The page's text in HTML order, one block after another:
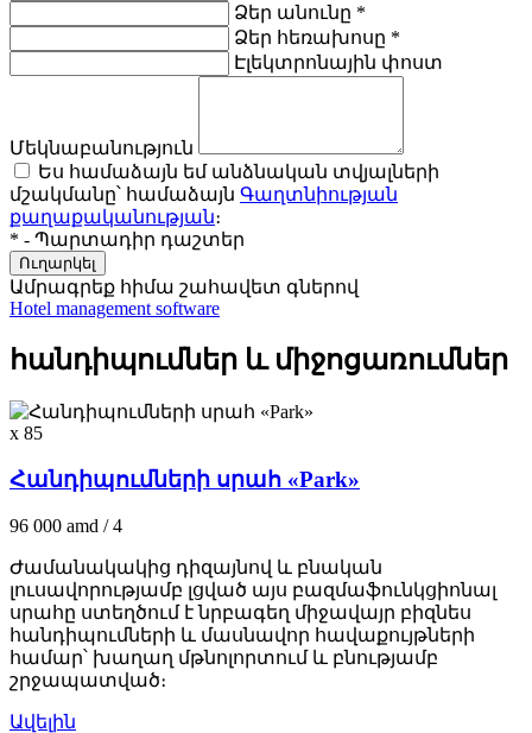
Ձեր անունը *
Ձեր հեռախոսը *
Էլեկտրոնային փոստ
Մեկնաբանություն
Ես համաձայն եմ անձնական տվյալների
մշակմանը՝ համաձայն Գաղտնիության
քաղաքականության։
* - Պարտադիր դաշտեր
Ուղարկել
Ամրագրեք հիմա շահավետ գներով
Hotel management software
հանդիպումներ և միջոցառումներ
x 85
Հանդիպումների սրահ «Park»
96 000 amd / 4
Ժամանակակից դիզայնով և բնական
լուսավորությամբ լցված այս բազմաֆունկցիոնալ
սրահը ստեղծում է նրբագեղ միջավայր բիզնես
հանդիպումների և մասնավոր հավաքույթների
համար՝ խաղաղ մթնոլորտում և բնությամբ
շրջապատված։
Ավելին